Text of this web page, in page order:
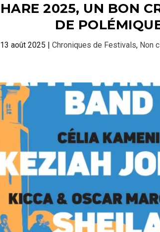
2025, UN BON
DE
13 août 2025 | Chroniques de Festivals, Non